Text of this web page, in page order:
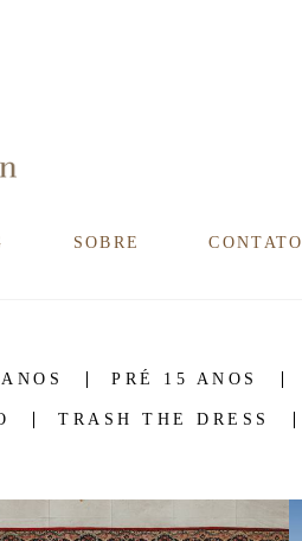
SOBRE CONTATO
PRÉ 15 ANOS
TRASH THE DRESS